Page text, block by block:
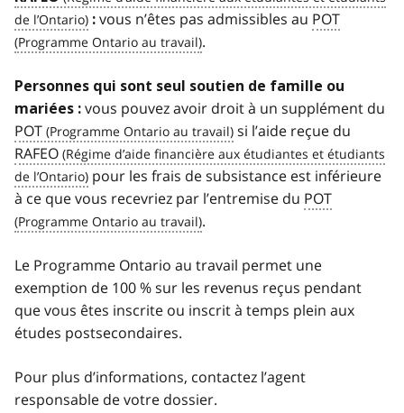
: vous n’êtes pas admissibles au POT
.
Personnes qui sont seul soutien de famille ou
mariées : vous pouvez avoir droit à un supplément du
POT
si l’aide reçue du
RAFEO
pour les frais de subsistance est inférieure
à ce que vous recevriez par l’entremise du POT
.
Le Programme Ontario au travail permet une
exemption de 100 % sur les revenus reçus pendant
que vous êtes inscrite ou inscrit à temps plein aux
études postsecondaires.
Pour plus d’informations, contactez l’agent
responsable de votre dossier.